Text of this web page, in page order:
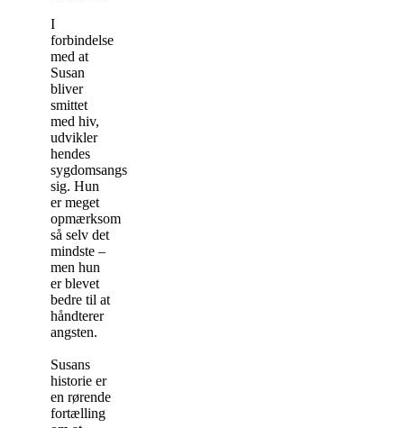
I
forbindelse
med at
Susan
bliver
smittet
med hiv,
udvikler
hendes
sygdomsangst
sig. Hun
er meget
opmærksom
så selv det
mindste –
men hun
er blevet
bedre til at
håndterer
angsten.
Susans
historie er
en rørende
fortælling